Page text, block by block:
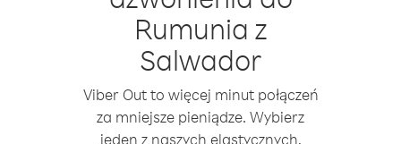
Rumunia z
Salwador
Viber Out to więcej minut połączeń
za mniejsze pieniądze. Wybierz
jeden z naszych elastycznych,